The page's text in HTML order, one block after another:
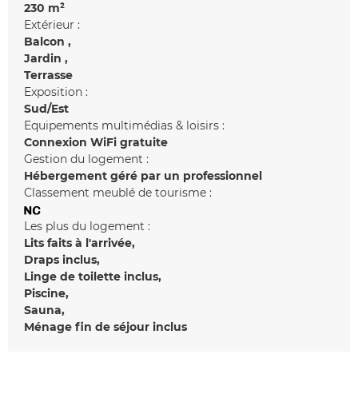
230 m²
Extérieur :
Balcon
Jardin
Terrasse
Exposition :
Sud/Est
Equipements multimédias & loisirs :
Connexion WiFi gratuite
Gestion du logement :
Hébergement géré par un professionnel
Classement meublé de tourisme :
Les plus du logement :
Lits faits à l'arrivée
Draps inclus
Linge de toilette inclus
Piscine
Sauna
Ménage fin de séjour inclus